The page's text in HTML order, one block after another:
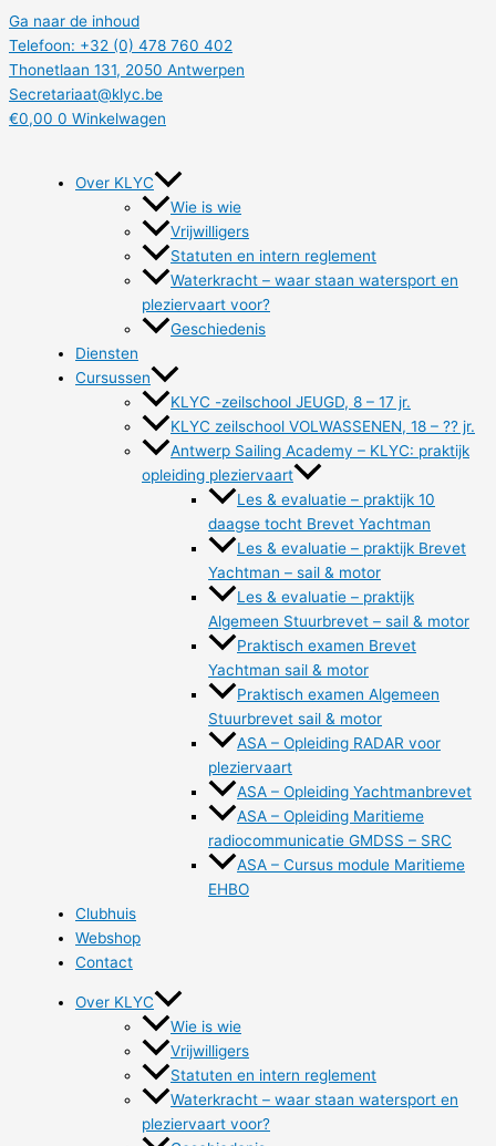
Ga naar de inhoud
Telefoon: +32 (0) 478 760 402
Thonetlaan 131, 2050 Antwerpen
Secretariaat@klyc.be
€0,00 0 Winkelwagen
Over KLYC
Wie is wie
Vrijwilligers
Statuten en intern reglement
Waterkracht – waar staan watersport en
pleziervaart voor?
Geschiedenis
Diensten
Cursussen
KLYC -zeilschool JEUGD, 8 – 17 jr.
KLYC zeilschool VOLWASSENEN, 18 – ?? jr.
Antwerp Sailing Academy – KLYC: praktijk
opleiding pleziervaart
Les & evaluatie – praktijk 10
daagse tocht Brevet Yachtman
Les & evaluatie – praktijk Brevet
Yachtman – sail & motor
Les & evaluatie – praktijk
Algemeen Stuurbrevet – sail & motor
Praktisch examen Brevet
Yachtman sail & motor
Praktisch examen Algemeen
Stuurbrevet sail & motor
ASA – Opleiding RADAR voor
pleziervaart
ASA – Opleiding Yachtmanbrevet
ASA – Opleiding Maritieme
radiocommunicatie GMDSS – SRC
ASA – Cursus module Maritieme
EHBO
Clubhuis
Webshop
Contact
Over KLYC
Wie is wie
Vrijwilligers
Statuten en intern reglement
Waterkracht – waar staan watersport en
pleziervaart voor?